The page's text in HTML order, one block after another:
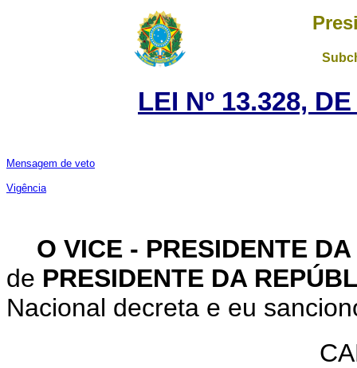
LEI Nº 13.328,
Mensagem de veto
Vigência
O VICE - PRESIDENTE
de PRESIDENTE DA
Nacional decreta e eu